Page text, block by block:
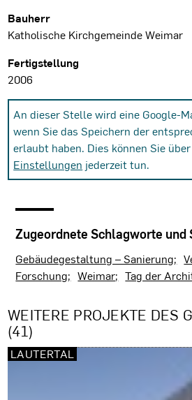
Bauherr
Katholische Kirchgemeinde Weimar
Fertigstellung
2006
An dieser Stelle wird eine Google-
wenn Sie das Speichern der
erlaubt haben. Dies können Sie
Einstellungen jederzeit tun.
Zugeordnete Schlagworte und
Gebäudegestaltung – Sanierung
Forschung
Weimar Tag der
WEITERE PROJEKTE DES
(41)
LAUTERTAL